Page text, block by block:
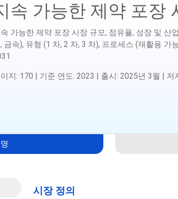
속 가능한 제약 포장
가능한 제약 포장 시장 규모, 점유율, 성장 및 산
금속), 유형 (1 차, 2 차, 3 차), 프로세스 (재활용 가
지 : 170 기준 연도: 2023 출시 : 2025년 3월 저
시장 정의